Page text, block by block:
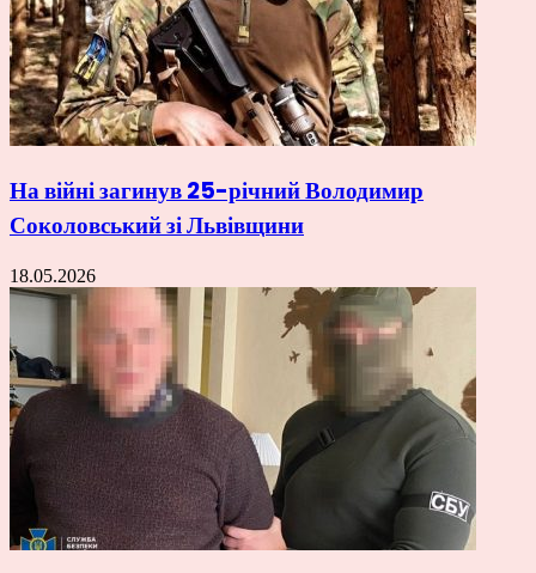
На війні загинув 25-річний Володимир
Соколовський зі Львівщини
18.05.2026